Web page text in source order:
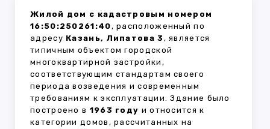
Жилой дом с кадастровым номером
16:50:250261:40, расположенный по
адресу Казань, Липатова 3 , является
типичным объектом городской
многоквартирной застройки,
соответствующим стандартам своего
периода возведения и современным
требованиям к эксплуатации. Здание было
построено в 1963 году и относится к
категории домов, рассчитанных на